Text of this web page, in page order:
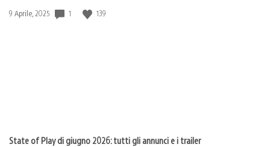
Data
9 Aprile, 2025 1 139
State of Play di giugno 2026: tutti gli annunci e i trailer